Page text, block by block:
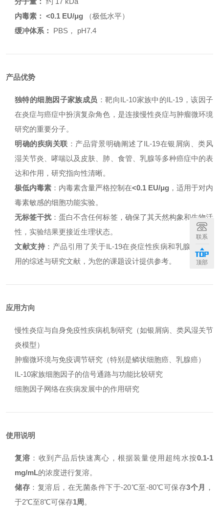
内毒素： <0.1 EU/μg （极低水平）
缓冲体系：
PBS， pH7.4
产品优势
独特的细胞因子家族成员 ：靶向IL-10家族中的IL-19，该因子
在炎症与癌症中扮演复杂角色，是连接慢性炎症与肿瘤微环境
研究的重要分子。
明确的疾病关联 ：产品背景明确阐述了IL-19在银屑病、类风
湿关节炎、哮喘以及皮肤、肺、食管、乳腺等多种癌症中的表
达和作用，研究指向性清晰。
极低内毒素 ：内毒素含量严格控制在<0.1 EU/μg ，适用于对内
毒素敏感的细胞功能实验。
无标签干扰：蛋白不含任何标签，确保了其天然构象和生物活
性，实验结果更接近生理状态。
文献支持 ：产品引用了关于IL-19在炎症性疾病和乳腺癌中作
用的综述与研究文献，为您的课题设计提供参考。
应用方向
慢性炎症与自身免疫性疾病机制研究（如银屑病、类风湿关节
炎模型）
肿瘤微环境与免疫调节研究（特别是鳞状细胞癌、乳腺癌）
IL-10家族细胞因子的信号通路与功能比较研究
细胞因子网络在疾病发展中的作用研究
使用说明
复溶 ：收到产品后快速离心，根据装量使用超纯水按0.1-1
mg/mL的浓度进行复溶。
储存 ：复溶后，在无菌条件下于-20℃至-80℃可保存3个月
，
于2℃至8℃可保存1周 。
联系
顶部